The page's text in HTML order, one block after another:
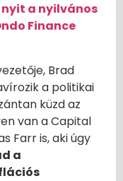
nyit a nyilvános
Finance
Brad
a politikai
küzd az
van a Capital
Farr is, aki úgy
a